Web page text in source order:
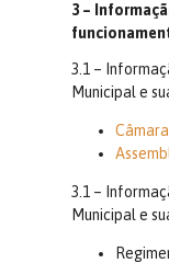
3 –
3.1 –
Municipal e
3.1 –
Municipal e